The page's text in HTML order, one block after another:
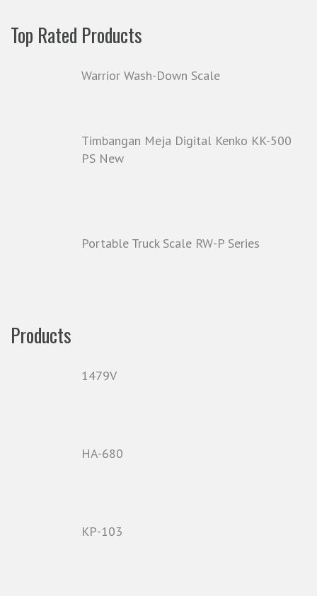
Top Rated Products
Warrior Wash-Down Scale
Timbangan Meja Digital Kenko KK-500
PS New
Portable Truck Scale RW-P Series
Products
1479V
HA-680
KP-103